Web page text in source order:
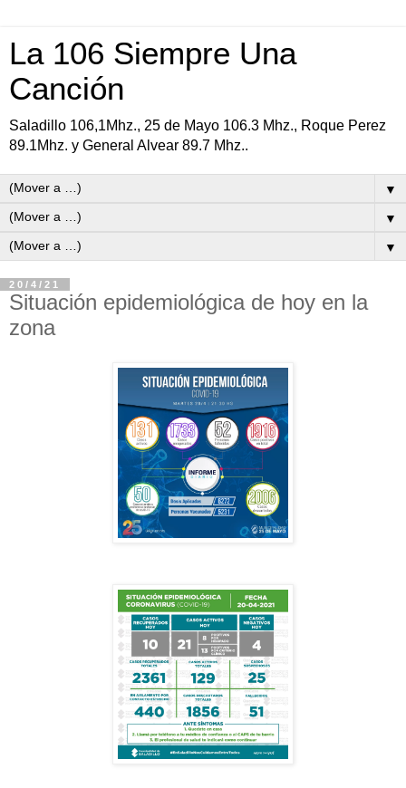
La 106 Siempre Una
Canción
Saladillo 106,1Mhz., 25 de Mayo 106.3 Mhz., Roque Perez
89.1Mhz. y General Alvear 89.7 Mhz..
▼
▼
▼
20/4/21
Situación epidemiológica de hoy en la
zona